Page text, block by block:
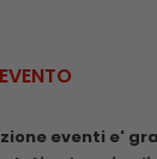
eventi e'